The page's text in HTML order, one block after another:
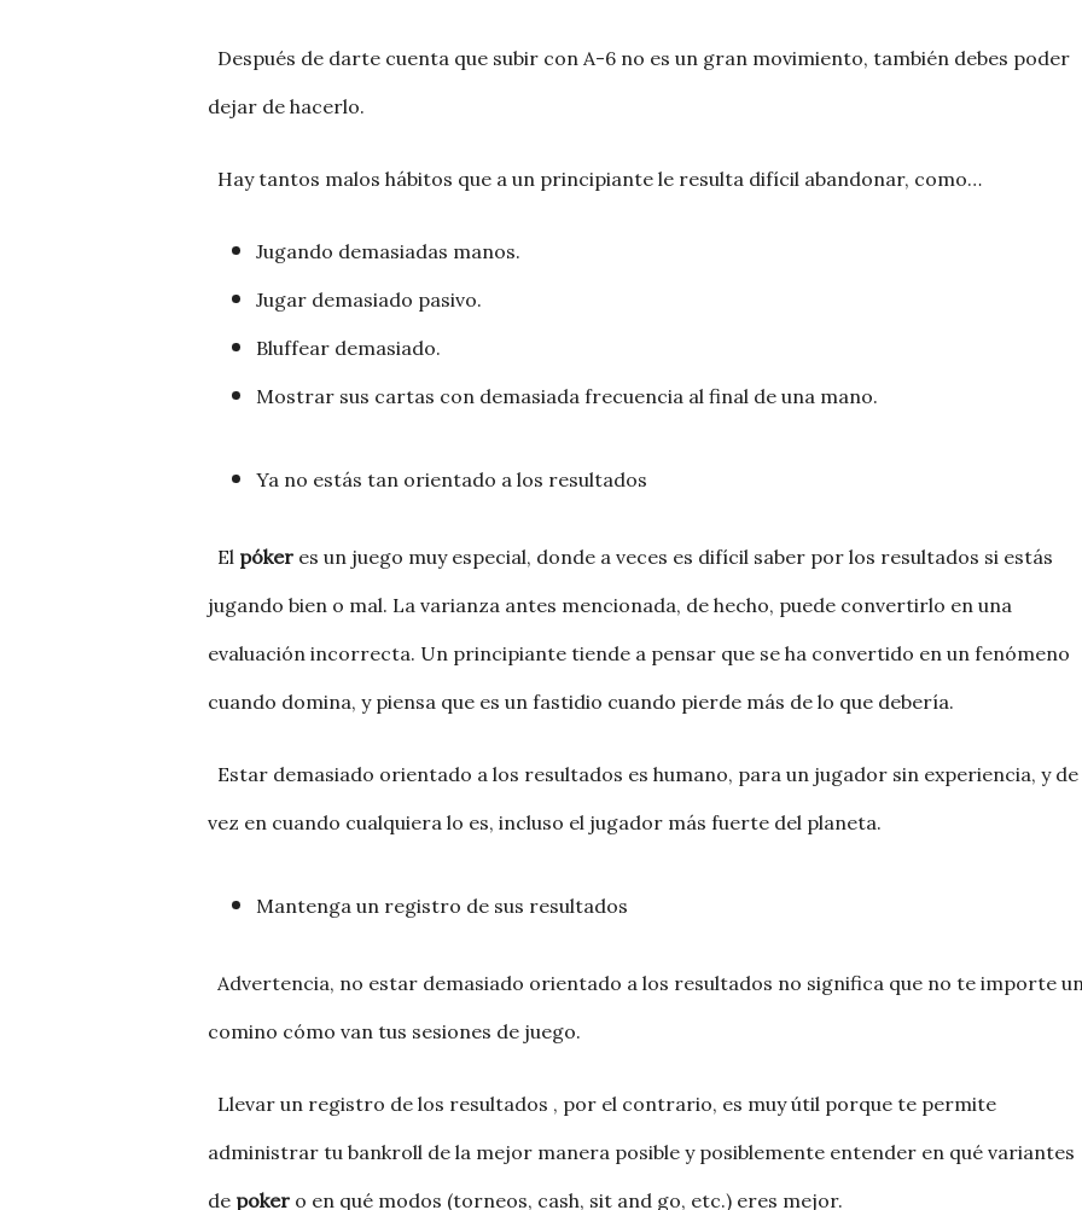
Después de darte cuenta que subir con A-6 no es un gran movimiento, también debes poder
dejar de hacerlo.
Hay tantos malos hábitos que a un principiante le resulta difícil abandonar, como…
Jugando demasiadas manos.
Jugar demasiado pasivo.
Bluffear demasiado.
Mostrar sus cartas con demasiada frecuencia al final de una mano.
Ya no estás tan orientado a los resultados
El póker es un juego muy especial, donde a veces es difícil saber por los resultados si estás
jugando bien o mal. La varianza antes mencionada, de hecho, puede convertirlo en una
evaluación incorrecta. Un principiante tiende a pensar que se ha convertido en un fenómeno
cuando domina, y piensa que es un fastidio cuando pierde más de lo que debería.
Estar demasiado orientado a los resultados es humano, para un jugador sin experiencia, y de
vez en cuando cualquiera lo es, incluso el jugador más fuerte del planeta.
Mantenga un registro de sus resultados
Advertencia, no estar demasiado orientado a los resultados no significa que no te importe un
comino cómo van tus sesiones de juego.
Llevar un registro de los resultados , por el contrario, es muy útil porque te permite
administrar tu bankroll de la mejor manera posible y posiblemente entender en qué variantes
de poker o en qué modos (torneos, cash, sit and go, etc.) eres mejor.